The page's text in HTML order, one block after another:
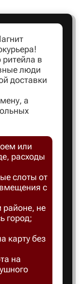
Артем
Ачинск
Балаково
Балахна
в
люди
доставки
а
или
расходы
слоты от
с
не
город;
карту без
на